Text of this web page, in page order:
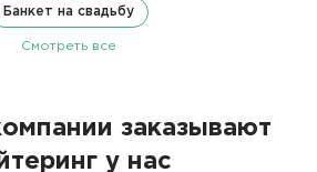
Банкет на свадьбу
Смотреть все
заказывают
у нас